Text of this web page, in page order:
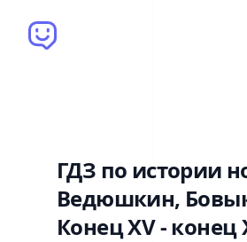
Brain Bot
ГДЗ по истории
Ведюшкин,
Конец XV -